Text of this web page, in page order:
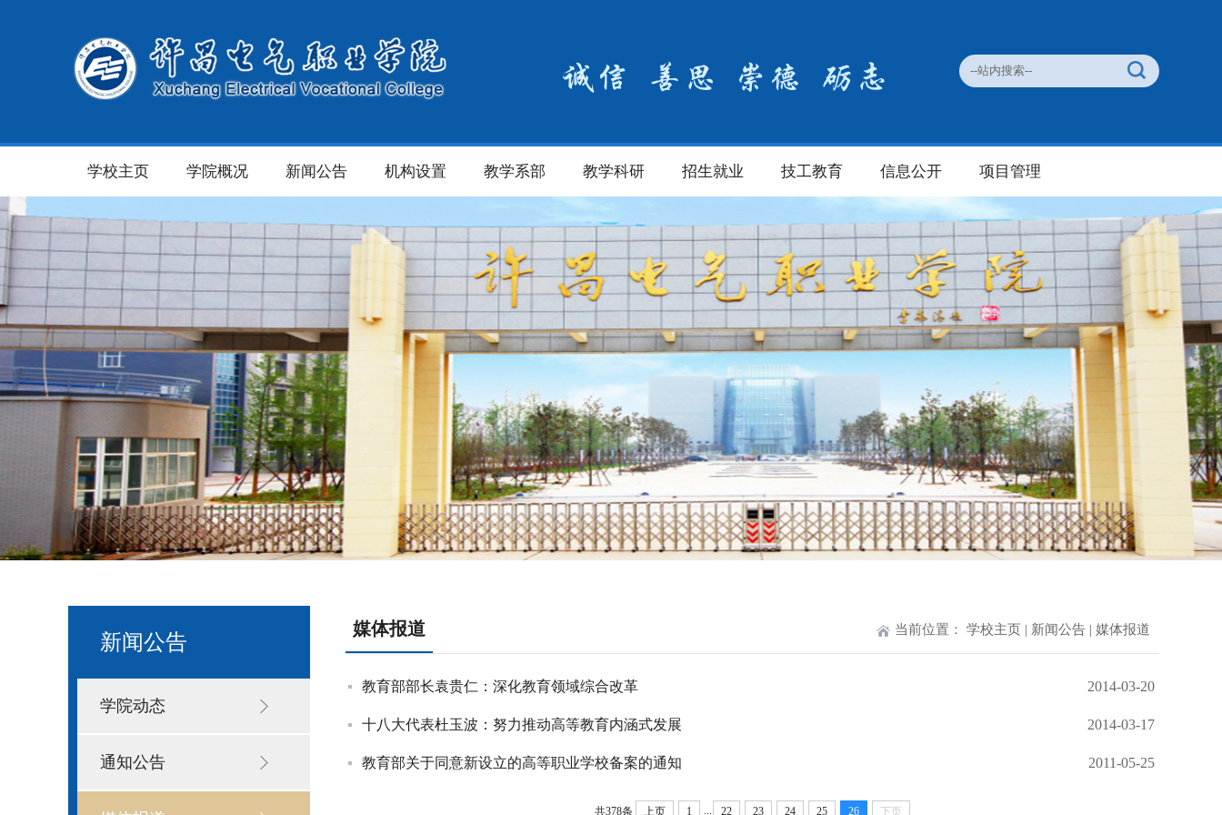
学校主页 学院概况 新闻公告 机构设置 教学系部 教学科研 招生就业 技工教育 信息公开 项目管理
新闻公告
学院动态
通知公告
媒体报道 当前位置： 学校主页 | 新闻公告 | 媒体报道
2014-03-20
教育部部长袁贵仁：深化教育领域综合改革
2014-03-17
十八大代表杜玉波：努力推动高等教育内涵式发展
2011-05-25
教育部关于同意新设立的高等职业学校备案的通知
共378条 上页 1 22 23 24 25 26 下页